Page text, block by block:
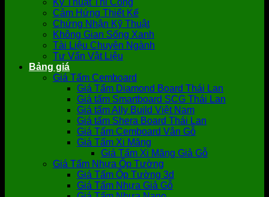
Kỹ Thuật Thi Công
Cảm Hứng Thiết Kế
Chứng Nhận Kỹ Thuật
Không Gian Sống Xanh
Tài Liệu Chuyên Ngành
Tư Vấn Vật Liệu
Bảng giá
Giá Tấm Cemboard
Giá Tấm Diamond Board Thái Lan
Giá tấm Smartboard SCG Thái Lan
Giá tấm Ally Build Việt Nam
Giá tấm Shera Board Thái Lan
Giá Tấm Cemboard Vân Gỗ
Giá Tấm Xi Măng
Giá Tấm Xi Măng Giả Gỗ
Giá Tấm Nhựa Ốp Tường
Giá Tấm Ốp Tường 3d
Giá Tấm Nhựa Giả Gỗ